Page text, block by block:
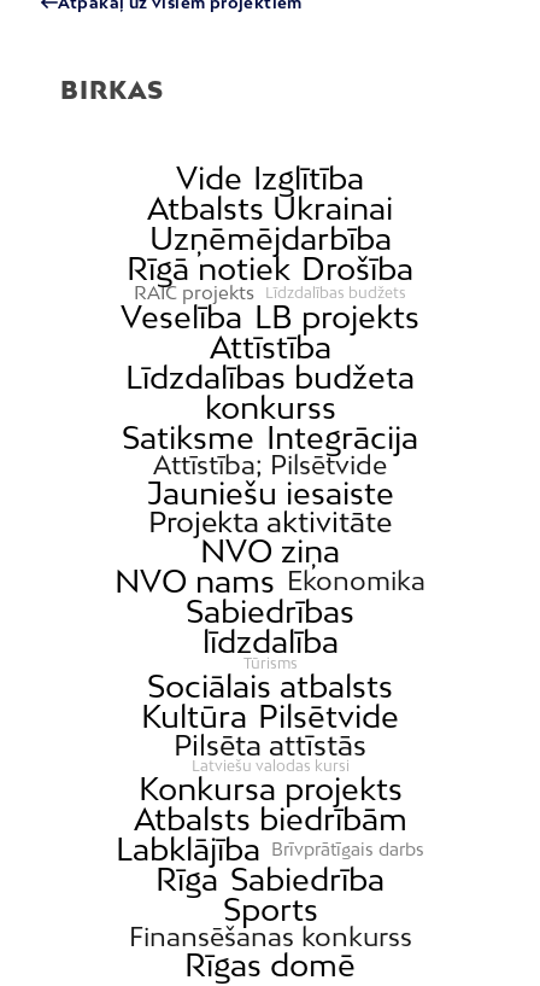
BIRKAS
Vide Izglītība
Atbalsts Ukrainai
Uzņēmējdarbība
Rīgā notiek Drošība
RAIC projekts Līdzdalības budžets
Veselība LB projekts
Attīstība
Līdzdalības budžeta
konkurss
Satiksme Integrācija
Attīstība; Pilsētvide
Jauniešu iesaiste
Projekta aktivitāte
NVO ziņa
NVO nams Ekonomika
Sabiedrības
līdzdalība
Tūrisms
Sociālais atbalsts
Kultūra Pilsētvide
Pilsēta attīstās
Latviešu valodas kursi
Konkursa projekts
Atbalsts biedrībām
Labklājība
Brīvprātīgais darbs
Rīga Sabiedrība
Sports
Finansēšanas konkurss
Rīgas domē